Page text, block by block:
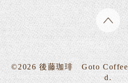
©2026 後藤珈琲 Goto Coffee
d.